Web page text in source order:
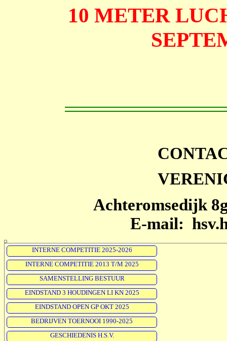
10 METER
Achteromsedijk
E-mail:
INTERNE COMPETITIE 2025-2026
INTERNE COMPETITIE 2013 T/M 2025
SAMENSTELLING BESTUUR
EINDSTAND 3 HOUDINGEN LI KN 2025
EINDSTAND OPEN GP OKT 2025
BEDRIJVEN TOERNOOI 1990-2025
GESCHIEDENIS H.S.V.